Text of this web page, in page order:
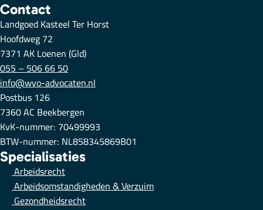
Contact
Landgoed Kasteel Ter Horst
Hoofdweg 72
7371 AK Loenen (Gld)
055 – 506 66 50
info@wvo-advocaten.nl
Postbus 126
7360 AC Beekbergen
KvK-nummer: 70499993
BTW-nummer: NL858345869B01
Specialisaties
Arbeidsrecht
Arbeidsomstandigheden & Verzuim
Gezondheidsrecht